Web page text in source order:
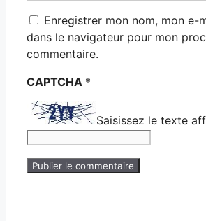
Enregistrer mon nom, mon e-
dans le navigateur pour mon
commentaire.
CAPTCHA *
Saisissez le texte